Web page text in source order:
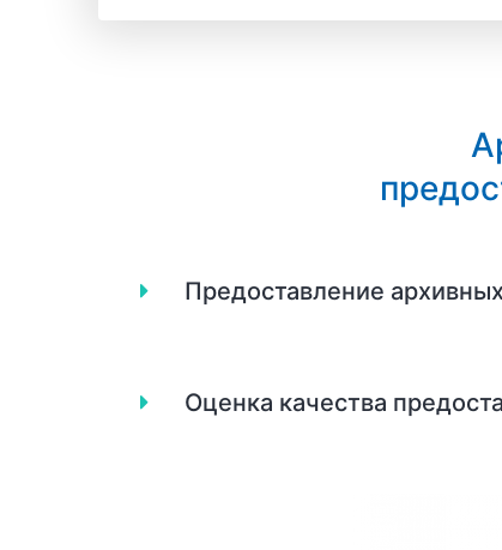
Предоставление
Оценка качества